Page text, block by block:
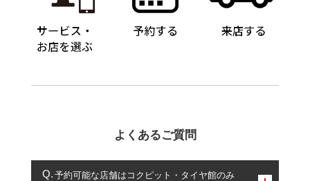
よくあるご質問
予約可能な店舗はコクピット・タイヤ館のみ